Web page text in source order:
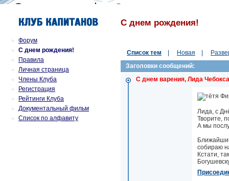
Форум
С днем рождения!
Правила
Личная страница
Члены Клуба
Регистрация
Рейтинги Клуба
Документальный фильм
Список по алфавиту
С днем рождения!
Список тем Новая
Заголовки сообщений:
С днем варения, Лида
Лида, с
Творите,
А мы
собираю
Кстати,